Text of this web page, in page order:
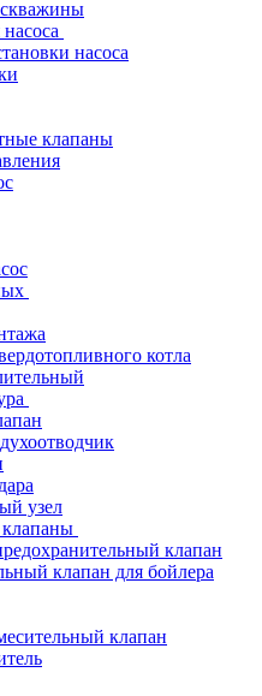
насоса
клапаны
котла
узел
клапан
клапан для бойлера
клапан